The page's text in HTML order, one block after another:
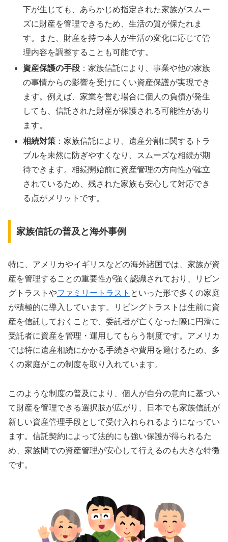
下が生じても、あらかじめ指定された家族がスムー
ズに財産を管理できるため、生活の質が保たれま
す。また、財産を持つ本人が生活の変化に応じて管
理内容を調整することも可能です。
資産保護の手段 ：家族信託により、事業や他の家族
の事情からの影響を受けにくい資産保護が実現でき
ます。例えば、家業を営む場合に個人の負債が発生
しても、信託された財産が保護される可能性があり
ます。
相続対策 ：家族信託により、遺産分割に関するトラ
ブルを未然に防ぎやすくなり、スムーズな相続が期
待できます。相続開始前に資産管理の方向性が確立
されているため、残された家族も安心して対応でき
る点がメリットです。
家族信託の普及と海外事例
特に、アメリカやイギリスなどの海外諸国では、家族が資
産を管理することの重要性が強く認識されており、リビン
グトラストやファミリートラスト といった形で多くの家庭
が積極的に導入しています。リビングトラストは生前に資
産を信託しておくことで、委託者が亡くなった際に円滑に
受託者に資産を管理・運用してもらう制度です。アメリカ
では特に遺産相続にかかる手続きや費用を避けるため、多
くの家庭がこの制度を取り入れています。
このような制度の普及により、個人が自分の意向に基づい
て財産を管理できる選択肢が広がり、日本でも家族信託が
新しい資産管理手段として受け入れられるようになってい
ます。信託契約によって法的にも強い保護が得られるた
め、家族間での資産管理が安心して行えるのも大きな特徴
です。